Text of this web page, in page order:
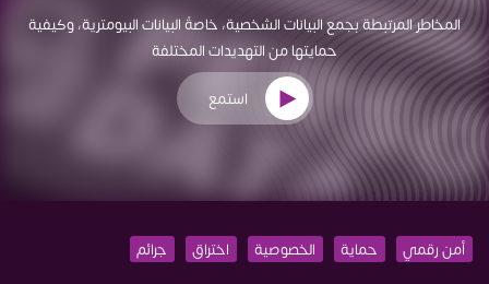
المخاطر المرتبطة بجمع البيانات الشخصية، خاصةً البيانات البيومترية، وكيفية
حمايتها من التهديدات المختلفة
استمع
أمن رقمي حماية الخصوصية اختراق
جرائم